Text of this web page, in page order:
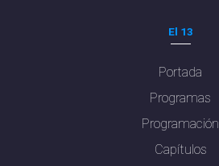
El 13
Portada
Programas
Programación
Capítulos